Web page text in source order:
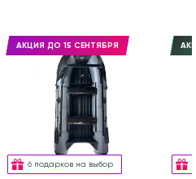
6 подарков на выбор
АКЦИЯ ДО 15 СЕНТЯБРЯ